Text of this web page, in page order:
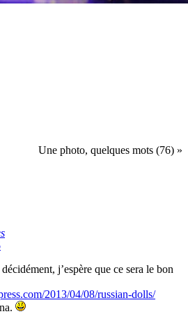
Une photo, quelques mots (76) »
j’espère que ce sera le bon
2013/04/08/russian-dolls/